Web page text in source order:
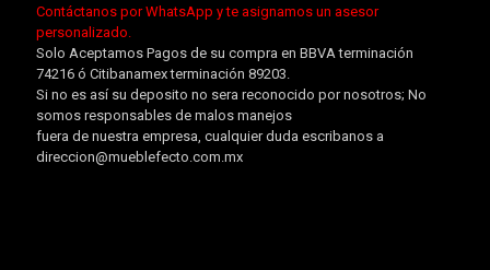
Contáctanos por WhatsApp y te asignamos un asesor
personalizado.
Solo Aceptamos Pagos de su compra en BBVA terminación
74216 ó Citibanamex terminación 89203.
Si no es así su deposito no sera reconocido por nosotros; No
somos responsables de malos manejos
fuera de nuestra empresa, cualquier duda escribanos a
direccion@mueblefecto.com.mx